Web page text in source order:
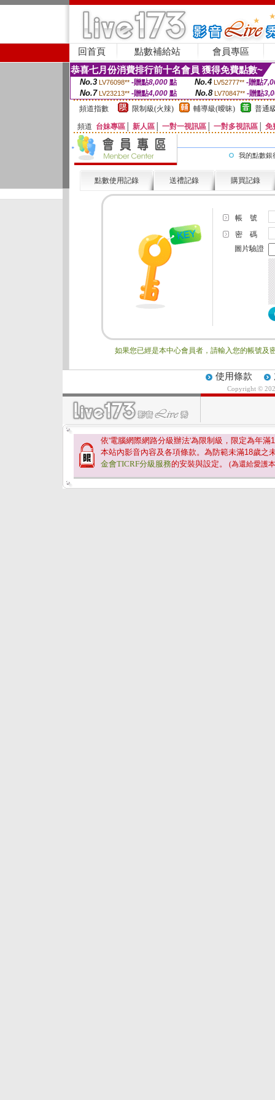
回首頁 點數補給站 會員專區
恭喜七月份消費排行前十名會員 獲得免費點數~
No.3 LV76098** -贈點8,000點 No.4 LV52777** -贈點
No.7 LV23213** -贈點4,000 點 No.8 LV70847** -贈點
頻道指數
限制級(火辣) 輔導級(曖昧) 普通
頻道 台妹專區 新人區 一對一視訊區 一對多視訊區 免
我的點數銀
點數使用記錄 送禮記錄 購買記錄
帳 號
密 碼
圖片驗證
如果您已經是本中心會員者，請輸入您的帳號及
使用條款
Copyright ©
依'電腦網際網路分級辦法'為限制級，限定為年滿
本站內影音內容及各項條款。為防範未滿18歲之
金會TICRF分級服務的安裝與設定。 (為還給愛護